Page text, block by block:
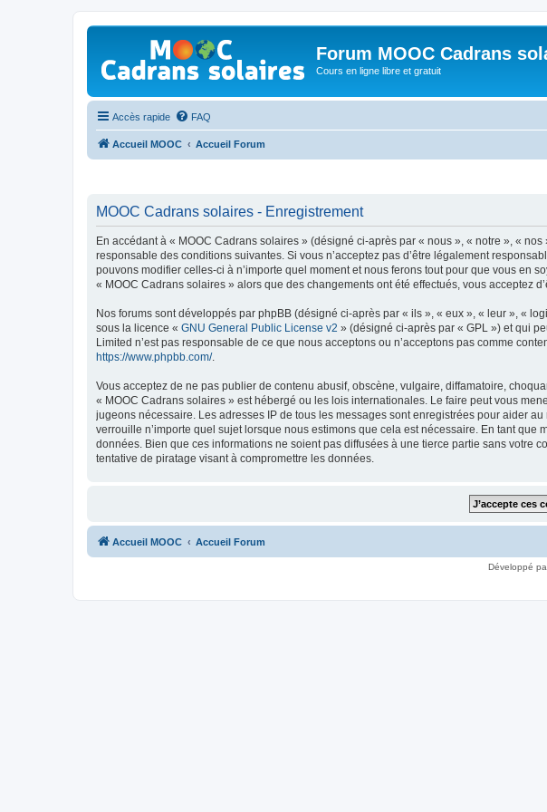
Forum MOOC Cadrans
Cours en ligne libre et gratuit
Accès rapide FAQ
Accueil MOOC Accueil Forum
MOOC Cadrans solaires - Enregistrement
En accédant à « MOOC Cadrans solaires » (désigné ci-après par « nous », « notre », «
responsable des conditions suivantes. Si vous n’acceptez pas d’être légalement
pouvons modifier celles-ci à n’importe quel moment et nous ferons tout pour que vous en
« MOOC Cadrans solaires » alors que des changements ont été effectués, vous acceptez
Nos forums sont développés par phpBB (désigné ci-après par « ils », « eux », « leur », «
sous la licence « GNU General Public License v2 » (désigné ci-après par « GPL ») et qui
Limited n’est pas responsable de ce que nous acceptons ou n’acceptons pas comme
https://www.phpbb.com/.
Vous acceptez de ne pas publier de contenu abusif, obscène, vulgaire, diffamatoire,
« MOOC Cadrans solaires » est hébergé ou les lois internationales. Le faire peut vous
jugeons nécessaire. Les adresses IP de tous les messages sont enregistrées pour aider
verrouille n’importe quel sujet lorsque nous estimons que cela est nécessaire. En tant
données. Bien que ces informations ne soient pas diffusées à une tierce partie sans votre
tentative de piratage visant à compromettre les données.
Accueil MOOC Accueil Forum
Développé